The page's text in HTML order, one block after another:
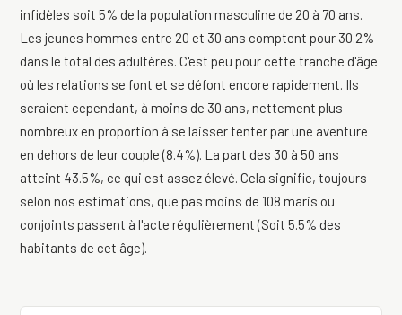
infidèles soit 5% de la population masculine de 20 à 70 ans.
Les jeunes hommes entre 20 et 30 ans comptent pour 30.2%
dans le total des adultères. C'est peu pour cette tranche d'âge
où les relations se font et se défont encore rapidement. Ils
seraient cependant, à moins de 30 ans, nettement plus
nombreux en proportion à se laisser tenter par une aventure
en dehors de leur couple (8.4%). La part des 30 à 50 ans
atteint 43.5%, ce qui est assez élevé. Cela signifie, toujours
selon nos estimations, que pas moins de 108 maris ou
conjoints passent à l'acte régulièrement (Soit 5.5% des
habitants de cet âge).